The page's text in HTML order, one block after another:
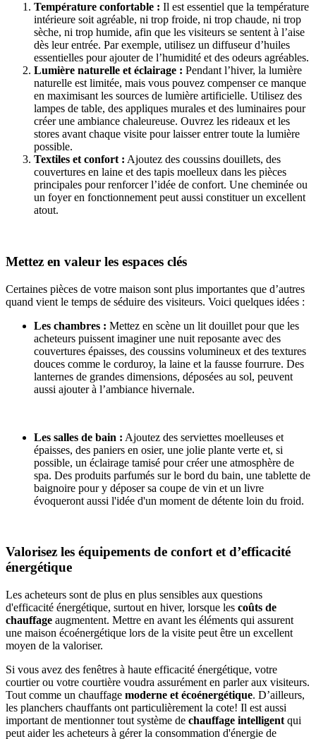
Température confortable : Il est essentiel que la température
intérieure soit agréable, ni trop froide, ni trop chaude, ni trop
sèche, ni trop humide, afin que les visiteurs se sentent à l’aise
dès leur entrée. Par exemple, utilisez un diffuseur d’huiles
essentielles pour ajouter de l’humidité et des odeurs agréables.
Lumière naturelle et éclairage : Pendant l’hiver, la lumière
naturelle est limitée, mais vous pouvez compenser ce manque
en maximisant les sources de lumière artificielle. Utilisez des
lampes de table, des appliques murales et des luminaires pour
créer une ambiance chaleureuse. Ouvrez les rideaux et les
stores avant chaque visite pour laisser entrer toute la lumière
possible.
Textiles et confort : Ajoutez des coussins douillets, des
couvertures en laine et des tapis moelleux dans les pièces
principales pour renforcer l’idée de confort. Une cheminée ou
un foyer en fonctionnement peut aussi constituer un excellent
atout.
Mettez en valeur les espaces clés
Certaines pièces de votre maison sont plus importantes que d’autres
quand vient le temps de séduire des visiteurs. Voici quelques idées :
Les chambres : Mettez en scène un lit douillet pour que les
acheteurs puissent imaginer une nuit reposante avec des
couvertures épaisses, des coussins volumineux et des textures
douces comme le corduroy, la laine et la fausse fourrure. Des
lanternes de grandes dimensions, déposées au sol, peuvent
aussi ajouter à l’ambiance hivernale.
Les salles de bain : Ajoutez des serviettes moelleuses et
épaisses, des paniers en osier, une jolie plante verte et, si
possible, un éclairage tamisé pour créer une atmosphère de
spa. Des produits parfumés sur le bord du bain, une tablette de
baignoire pour y déposer sa coupe de vin et un livre
évoqueront aussi l'idée d'un moment de détente loin du froid.
Valorisez les équipements de confort et d’efficacité
énergétique
Les acheteurs sont de plus en plus sensibles aux questions
d'efficacité énergétique, surtout en hiver, lorsque les coûts de
chauffage augmentent. Mettre en avant les éléments qui assurent
une maison écoénergétique lors de la visite peut être un excellent
moyen de la valoriser.
Si vous avez des fenêtres à haute efficacité énergétique, votre
courtier ou votre courtière voudra assurément en parler aux visiteurs.
Tout comme un chauffage moderne et écoénergétique. D’ailleurs,
les planchers chauffants ont particulièrement la cote! Il est aussi
important de mentionner tout système de chauffage intelligent qui
peut aider les acheteurs à gérer la consommation d'énergie de